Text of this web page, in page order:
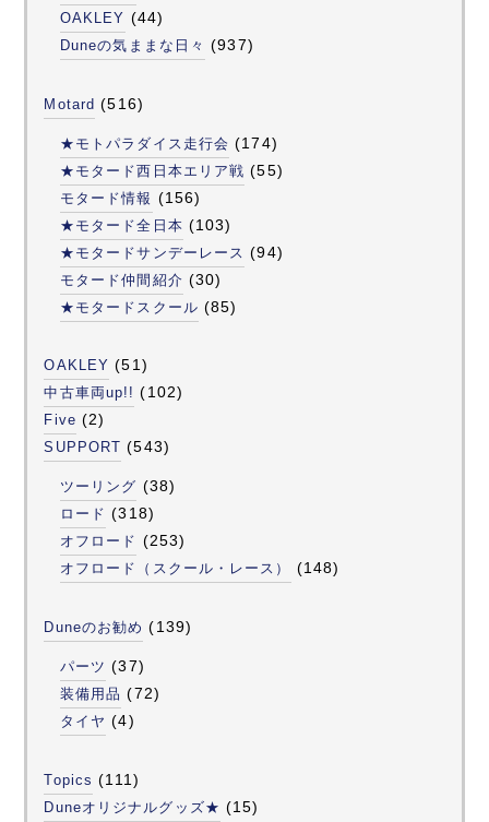
OAKLEY (44)
Duneの気ままな日々 (937)
Motard (516)
★モトパラダイス走行会 (174)
★モタード西日本エリア戦 (55)
モタード情報 (156)
★モタード全日本 (103)
★モタードサンデーレース (94)
モタード仲間紹介 (30)
★モタードスクール (85)
OAKLEY (51)
中古車両up!! (102)
Five (2)
SUPPORT (543)
ツーリング (38)
ロード (318)
オフロード (253)
オフロード（スクール・レース） (148)
Duneのお勧め (139)
パーツ (37)
装備用品 (72)
タイヤ (4)
Topics (111)
Duneオリジナルグッズ★ (15)